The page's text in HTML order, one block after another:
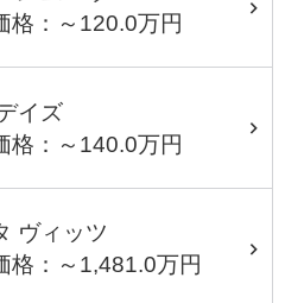
格：～120.0万円
イズ
格：～140.0万円
ヴィッツ
格：～1,481.0万円